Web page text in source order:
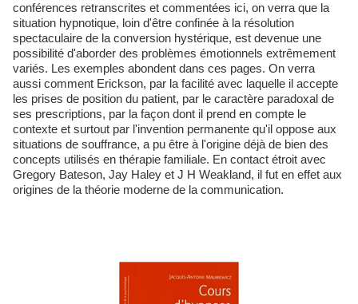
conférences retranscrites et commentées ici, on verra que la
situation hypnotique, loin d'être confinée à la résolution
spectaculaire de la conversion hystérique, est devenue une
possibilité d'aborder des problèmes émotionnels extrêmement
variés. Les exemples abondent dans ces pages. On verra
aussi comment Erickson, par la facilité avec laquelle il accepte
les prises de position du patient, par le caractère paradoxal de
ses prescriptions, par la façon dont il prend en compte le
contexte et surtout par l'invention permanente qu'il oppose aux
situations de souffrance, a pu être à l'origine déjà de bien des
concepts utilisés en thérapie familiale. En contact étroit avec
Gregory Bateson, Jay Haley et J H Weakland, il fut en effet aux
origines de la théorie moderne de la communication.